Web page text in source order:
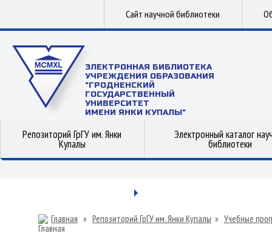
Сайт научной библиотеки
ЭЛЕКТРОННАЯ БИБЛИОТЕКА
УЧРЕЖДЕНИЯ ОБРАЗОВАНИЯ
"ГРОДНЕНСКИЙ
ГОСУДАРСТВЕННЫЙ
УНИВЕРСИТЕТ
ИМЕНИ ЯНКИ КУПАЛЫ"
Репозиторий ГрГУ им. Янки
Купалы
Электронный каталог
библиотеки
Главная » Репозиторий ГрГУ им. Янки Купалы » Учебные